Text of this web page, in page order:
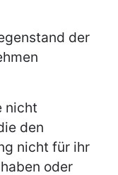
der
nicht
den
nicht für ihr
oder